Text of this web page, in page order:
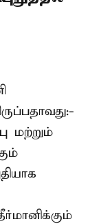
மற்றும்